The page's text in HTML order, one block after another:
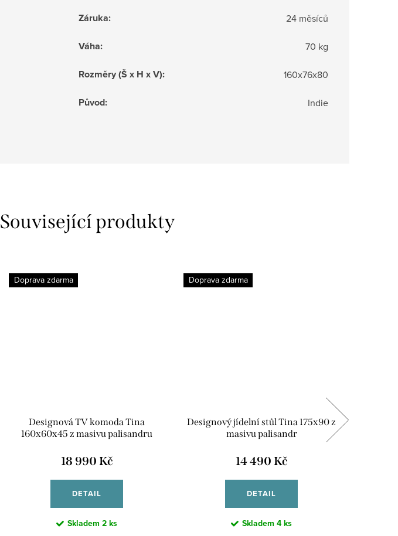
Záruka: 24 měsíců
Váha: 70 kg
Rozměry (Š x H x V): 160x76x80
Původ: Indie
Související produkty
Doprava zdarma
Designová TV komoda Tina
160x60x45 z masivu palisandru
18 990 Kč
DETAIL
Skladem 2 ks
Doprava zdarma
Designový jídelní stůl Tina 175x90 z
masivu palisandr
14 490 Kč
DETAIL
Skladem 4 ks